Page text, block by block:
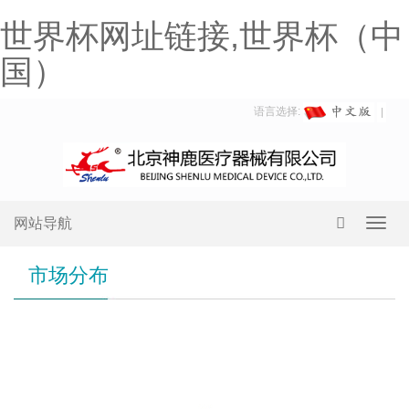
世界杯网址链接,世界杯（中
国）
语言选择:
网站导航
市场分布